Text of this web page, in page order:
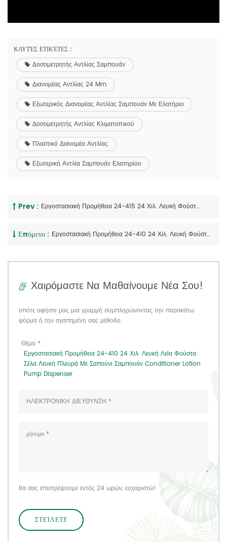
ΚΑΥΤΈΣ ΕΤΙΚΈΤΕΣ :
Δοσομετρητής Αντλίας Σαμπουάν
Διανομέας Αντλίας 24 Mm
Εξωτερικός Διανομέας Αντλίας Σαμπουάν Με Ελατήριο
Δοσομετρητής Αντλίας Κλιματιστικού
Πλαστικό Διανομέα Αντλίας
Εξωτερική Αντλία Σαμπουάν Ελατηρίου
Prev : Εργοστασιακή Προμήθεια 24-415 24 Χιλ. Λευκή Φούστα Με Ραβδώσεις Σέλα Λευκή Πλευρική Σαπουνάδα Σαμπουάν Conditioner Lotion Pump Dispenser
Επόμενο : Εργοστασιακή Προμήθεια 24-410 24 Χιλ. Λευκή Φούστα Με Ραβδώσεις Σέλα Λευκή Πλευρική Σαπουνάδα Σαμπουάν Conditioner Lotion Pump Dispenser
Χαιρόμαστε Να Μαθαίνουμε Νέα Σου!
οπότε αφήστε μας μια γραμμή συμπληρώνοντας την παρακάτω
φόρμα ή την αγαπημένη σας μέθοδο.
Θέμα * :
Εργοστασιακή Προμήθεια 24-410 24 Χιλ. Λευκή Λεία Φούστα
Σέλα Λευκή Πλευρά Με Σαπούνι Σαμπουάν Conditioner Lotion
Pump Dispenser
θα σας επιστρέψουμε εντός 24 ωρών, ευχαριστώ!